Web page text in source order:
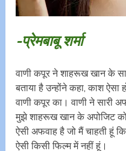
-प्रेमबाबू शर्मा
वाणी कपूर ने शाहरूख खान के
बताया है उन्होंने कहा, काश ऐसा
वाणी कपूर का। वाणी ने सारी
मुझे शाहरूख खान के अपोजिट
ऐसी अफवाह है जो मैं चाहती हूं
ऐसी किसी फिल्म में नहीं हूं।